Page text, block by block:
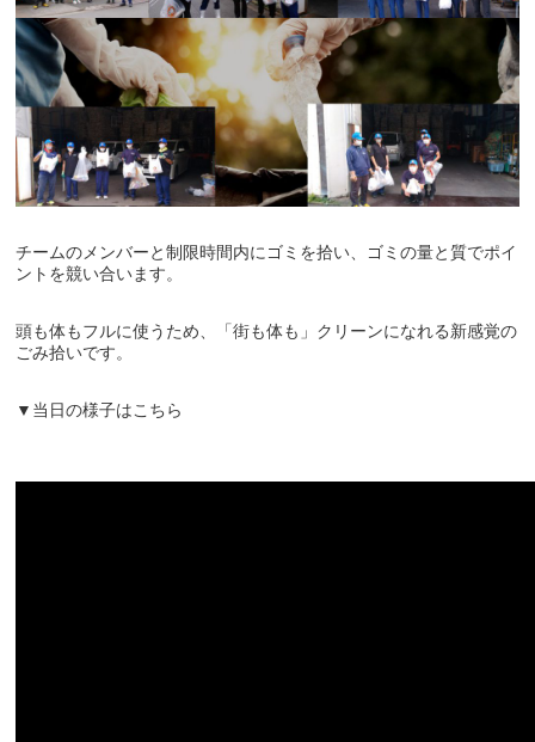
チームのメンバーと制限時間内にゴミを拾い、ゴミの量と質でポイ
ントを競い合います。
頭も体もフルに使うため、「街も体も」クリーンになれる新感覚の
ごみ拾いです。
▼当日の様子はこちら